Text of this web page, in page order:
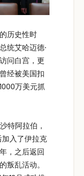
历史性时
统艾哈迈德·
问白宫，更
经被美国扣
万美元抓
特阿拉伯，
入了伊拉克
，之后返回
叛乱活动。